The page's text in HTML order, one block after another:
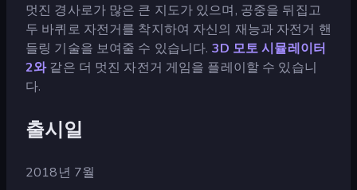
멋진 경사로가 많은 큰 지도가 있으며, 공중을 뒤집고
두 바퀴로 자전거를 착지하여 자신의 재능과 자전거 핸
들링 기술을 보여줄 수 있습니다. 3D 모토 시뮬레이터
2와같은 더 멋진 자전거 게임을 플레이할 수 있습니
다.
출시일
2018년 7월